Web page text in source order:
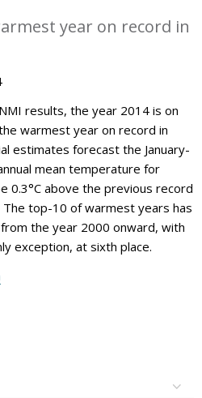
year on record in
results, the year 2014 is on
warmest year on record in
estimates forecast the January-
mean temperature for
0.3°C above the previous record
The top-10 of warmest years has
the year 2000 onward, with
exception, at sixth place.